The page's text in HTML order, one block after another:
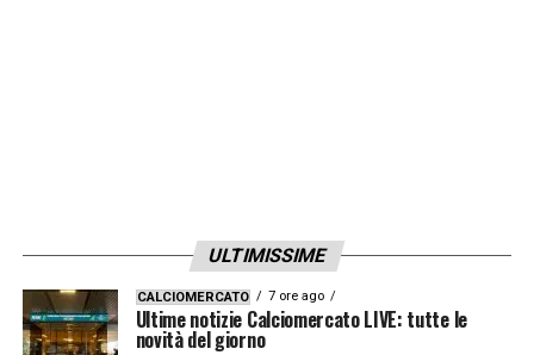
ULTIMISSIME
CALCIOMERCATO 7 ore ago
Ultime notizie Calciomercato LIVE: tutte le
novità del giorno